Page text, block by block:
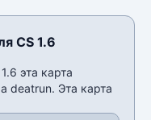
CS 1.6
эта карта
deatrun. Эта карта